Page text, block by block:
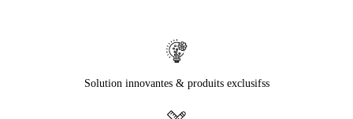
Solution innovantes & produits exclusifss